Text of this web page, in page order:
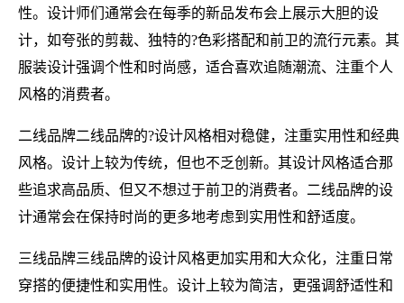
性。设计师们通常会在每季的新品发布会上展示大胆的设
计，如夸张的剪裁、独特的?色彩搭配和前卫的流行元素。其
服装设计强调个性和时尚感，适合喜欢追随潮流、注重个人
风格的消费者。
二线品牌二线品牌的?设计风格相对稳健，注重实用性和经典
风格。设计上较为传统，但也不乏创新。其设计风格适合那
些追求高品质、但又不想过于前卫的消费者。二线品牌的设
计通常会在保持时尚的更多地考虑到实用性和舒适度。
三线品牌三线品牌的设计风格更加实用和大众化，注重日常
穿搭的便捷性和实用性。设计上较为简洁，更强调舒适性和